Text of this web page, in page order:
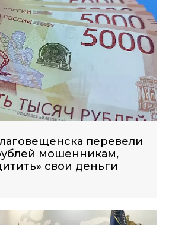
перевели
мошенникам,
свои деньги